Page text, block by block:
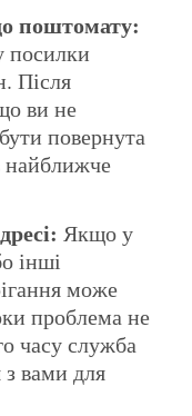
поштомату:
посилки
Після
ви не
повернута
найближче
Якщо у
інші
може
проблема не
часу служба
з вами для